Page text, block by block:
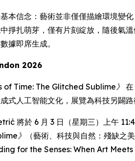
本信念：藝術並非僅僅描繪環境變
掙扎萌芽，僅有片刻綻放，隨後氣
據即席生成。
2026
of Time: The Glitched Sublime》
式人工智能文化，展覽為科技另闢
將於 6 月 3 日（星期三）上午
》
（藝術、科技與自然：殘缺
for the Senses: When Art